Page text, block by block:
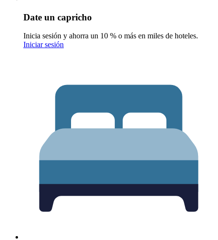
Date un capricho
Inicia sesión y ahorra un 10 % o más en miles de hoteles.
Iniciar sesión